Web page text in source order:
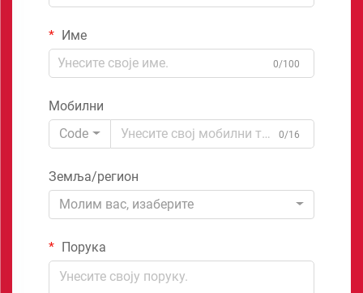
Име
0/100
Мобилни
Code
0/16
Земља/регион
Молим вас, изаберите
Порука